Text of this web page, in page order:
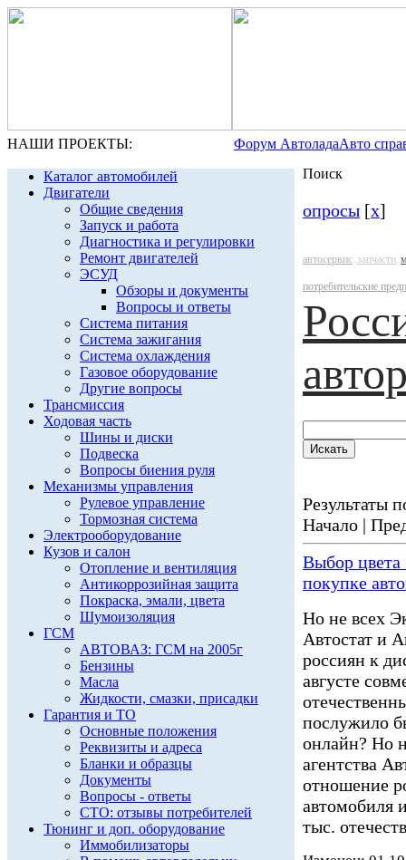
НАШИ ПРОЕКТЫ: Форум АвтоладаАвто
Каталог автомобилей
Двигатели
Общие сведения
Запуск и работа
Диагностика и регулировки
Ремонт двигателей
ЭСУД
Обзоры и документы
Вопросы и ответы
Система питания
Система зажигания
Система охлаждения
Газовое оборудование
Другие вопросы
Трансмиссия
Ходовая часть
Шины и диски
Подвеска
Вопросы биения руля
Механизмы управления
Рулевое управление
Тормозная система
Электрооборудование
Кузов и салон
Отопление и вентиляция
Антикоррозийная защита
Покраска, эмали, цвета
Шумоизоляция
ГСМ
АВТОВАЗ: ГСМ на 2005г
Бензины
Масла
Жидкости, смазки, присадки
Гарантия и ТО
Основные положения
Реквизиты и адреса
Бланки и образцы
Документы
Вопросы - ответы
СТО: отзывы потребителей
Тюнинг и доп. оборудование
Иммобилизаторы
Поиск
опросы [x]
автосервис запчасти
потребительские
Результаты
Начало |
Выбор цвета
покупке
Но не всех
Автостат и
россиян к
августе
послужило
онлайн? Но
агентства
отношение
автомобиля
тыс.